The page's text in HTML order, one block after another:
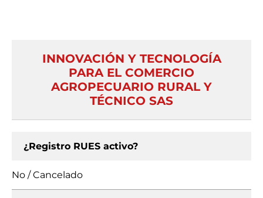
INNOVACIÓN Y TECNOLOGÍA
PARA EL COMERCIO
AGROPECUARIO RURAL Y
TÉCNICO SAS
¿Registro RUES activo?
No / Cancelado